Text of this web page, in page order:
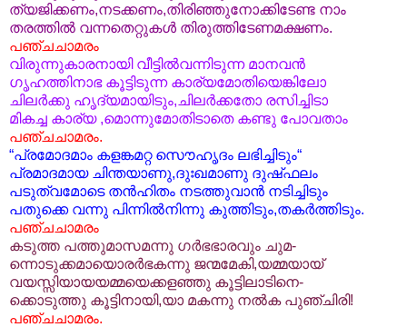
ത്യജിക്കണം,നടക്കണം,തിരിഞ്ഞുനോക്കിടേണ്ട നാം
തരത്തില്‍ വന്നതെറ്റുകള്‍ ‍തിരുത്തിടേണമക്ഷണം.
പഞ്ചചാമരം
വിരുന്നുകാരനായി വീട്ടില്‍‌വന്നിടുന്ന മാനവന്‍
ഗൃഹത്തിനാഭ കൂട്ടിടുന്ന കാര്യമോതിയെങ്കിലോ
ചിലര്‍ക്കു ഹൃദ്യമായിടും,ചിലര്‍ക്കതോ രസിച്ചിടാ
മികച്ച കാര്യ ,മൊന്നുമോതിടാതെ കണ്ടു പോവതാം
പഞ്ചചാമരം.
“പ്രമോദമാം കളങ്കമറ്റ സൌഹൃദം ലഭിച്ചിടും“
പ്രമാദമായ ചിന്തയാണു,ദുഃഖമാണു ദുഷ്‌ഫലം
പടുത്വമോടെ തന്‍‌ഹിതം നടത്തുവാന്‍ നടിച്ചിടും
പതുക്കെ വന്നു പിന്നില്‍നിന്നു കുത്തിടും,തകര്‍ത്തിടും.
പഞ്ചചാമരം
കടുത്ത പത്തുമാസമന്നു ഗര്‍ഭഭാരവും ചുമ-
ന്നൊടുക്കമായൊരര്‍ഭകന്നു ജന്മമേകി,യമ്മയായ്
വയസ്സിയായയമ്മയെക്കളഞ്ഞു കൂട്ടിലാടിനെ-
ക്കൊടുത്തു കൂട്ടിനായി,യാ മകന്നു നല്‍ക പുഞ്ചിരി!
പഞ്ചചാമരം.